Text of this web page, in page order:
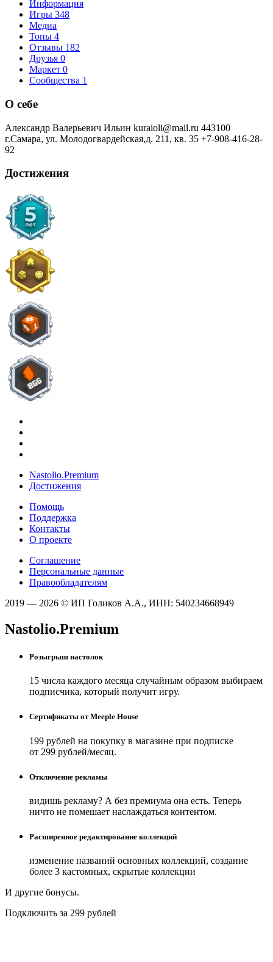
Информация
Игры 348
Медиа
Топы 4
Отзывы 182
Друзья 0
Маркет 0
Сообщества 1
О себе
Александр Валерьевич Ильин kuraioli@mail.ru 443100
г.Самара, ул. Молодогвардейская,д. 211, кв. 35 +7-908-416-28-
92
Достижения
Nastolio.Premium
Достижения
Помощь
Поддержка
Контакты
О проекте
Соглашение
Персональные данные
Правообладателям
2019 — 2026 © ИП Голиков А.А., ИНН: 540234668949
Nastolio.Premium
Розыгрыш настолок
15 числа каждого месяца случайным образом выбираем
подписчика, который получит игру.
Сертификаты от Meeple House
199 рублей на покупку в магазине при подписке
от 299 рублей/месяц.
Отключение рекламы
видишь рекламу? А без премиума она есть. Теперь
ничто не помешает наслаждаться контентом.
Расширенное редактирование коллекций
изменение названий основных коллекций, создание
более 3 кастомных, скрытые коллекции
И другие бонусы.
Подключить за 299 рублей